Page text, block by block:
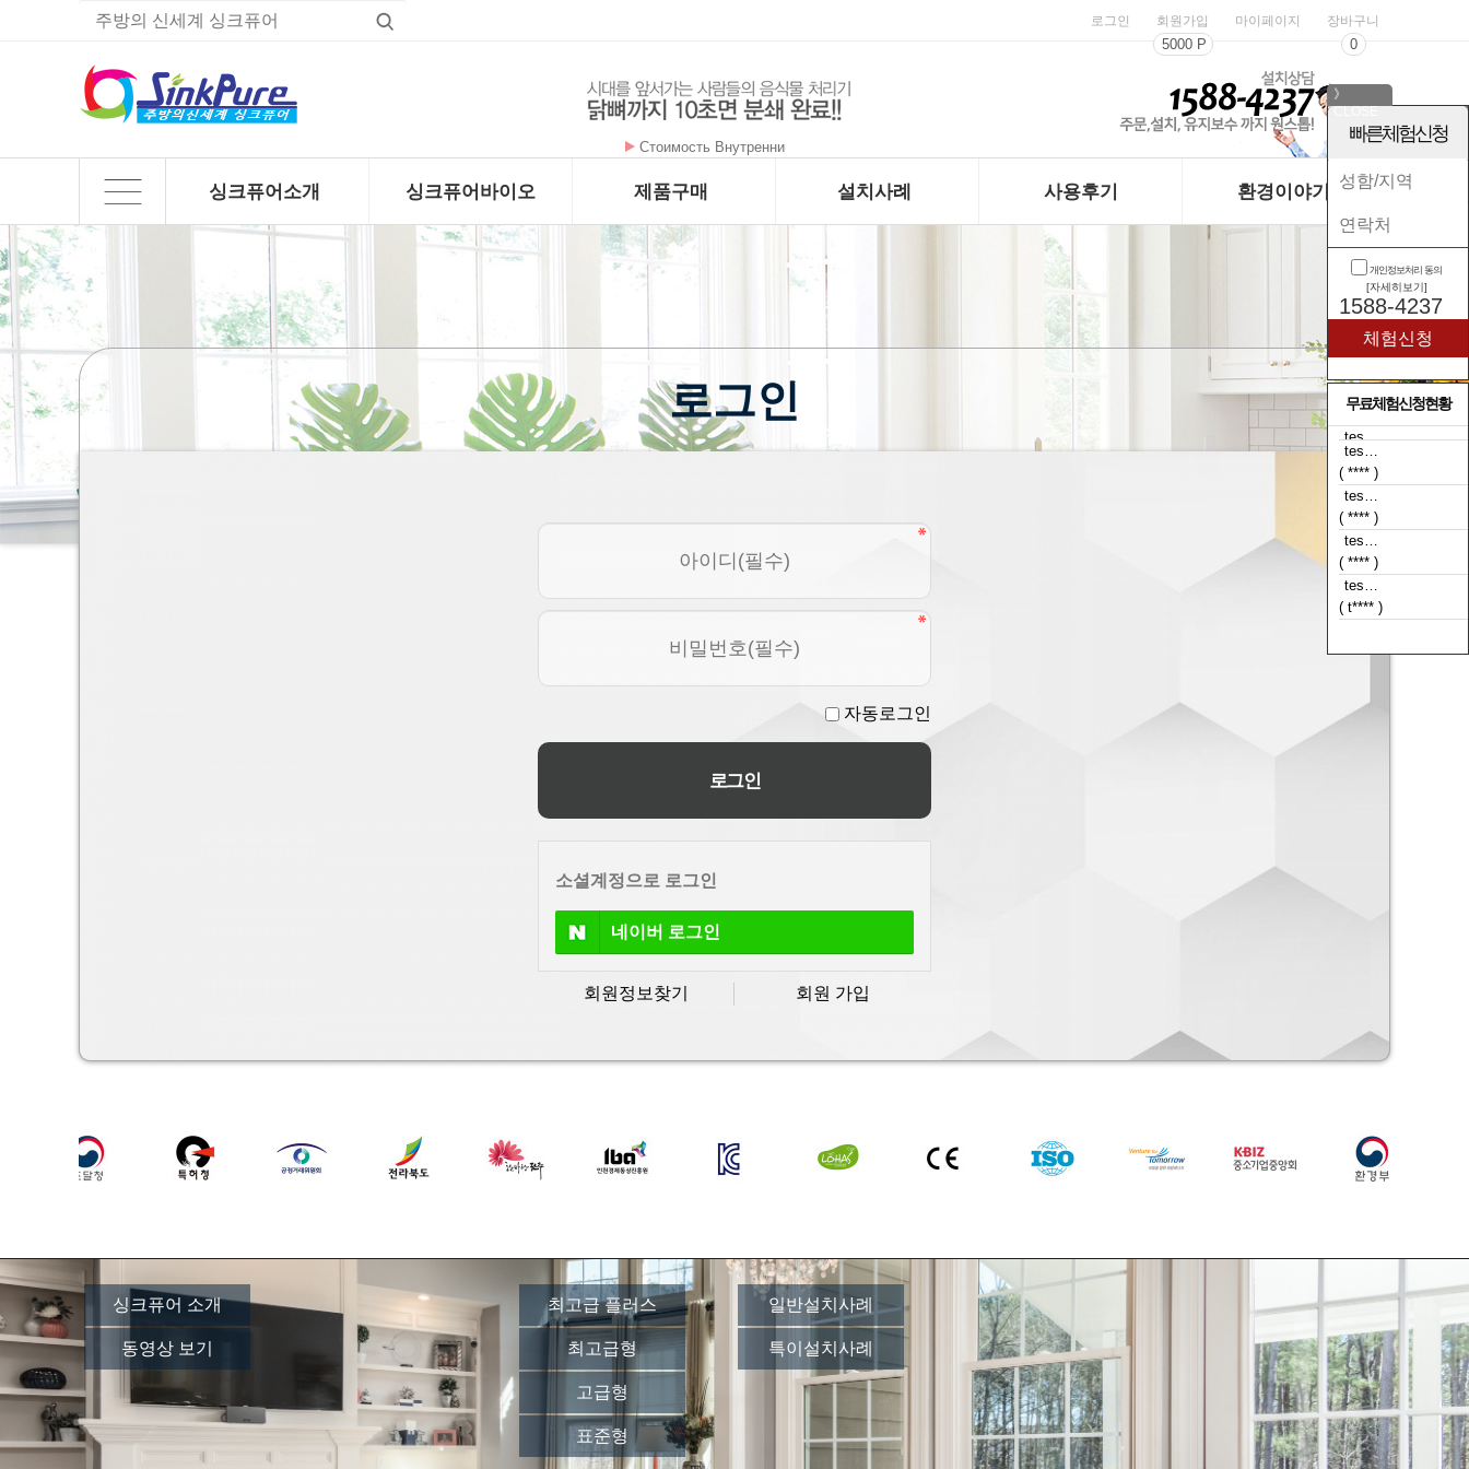
로그인 회원가입
5000 P
마이페이지 장바구니
0
암을 굶기는 대사치료 구충제 - 메벤다졸 - …
싱크퓨어소개 싱크퓨어바이오
제품구매
하위분류
설치사례
하위분류
사용후기 환경이야기
로그인
자동로그인
소셜계정으로 로그인
네이버 로그인
회원정보찾기 회원 가입
싱크퓨어 소개
동영상 보기
최고급 플러스
최고급형
고급형
표준형
일반설치사례
특이설치사례
》
빠른체험신청
개인정보처리 동의
[자세히보기]
1588-4237
무료체험신청현황
tes…
( **** )
tes…
( **** )
tes…
( **** )
tes…
( t**** )
tes…